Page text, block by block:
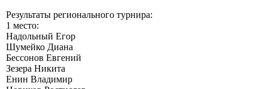
Результаты регионального турнира:
1 место:
Надольный Егор
Шумейко Диана
Бессонов Евгений
Зезера Никита
Енин Владимир